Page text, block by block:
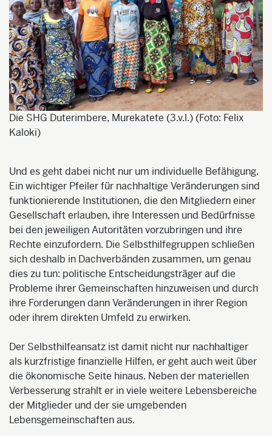
Die SHG Duterimbere, Murekatete (3.v.l.) (Foto: Felix
Kaloki)
Und es geht dabei nicht nur um individuelle Befähigung.
Ein wichtiger Pfeiler für nachhaltige Veränderungen sind
funktionierende Institutionen, die den Mitgliedern einer
Gesellschaft erlauben, ihre Interessen und Bedürfnisse
bei den jeweiligen Autoritäten vorzubringen und ihre
Rechte einzufordern. Die Selbsthilfegruppen schließen
sich deshalb in Dachverbänden zusammen, um genau
dies zu tun: politische Entscheidungsträger auf die
Probleme ihrer Gemeinschaften hinzuweisen und durch
ihre Forderungen dann Veränderungen in ihrer Region
oder ihrem direkten Umfeld zu erwirken.
Der Selbsthilfeansatz ist damit nicht nur nachhaltiger
als kurzfristige finanzielle Hilfen, er geht auch weit über
die ökonomische Seite hinaus. Neben der materiellen
Verbesserung strahlt er in viele weitere Lebensbereiche
der Mitglieder und der sie umgebenden
Lebensgemeinschaften aus.